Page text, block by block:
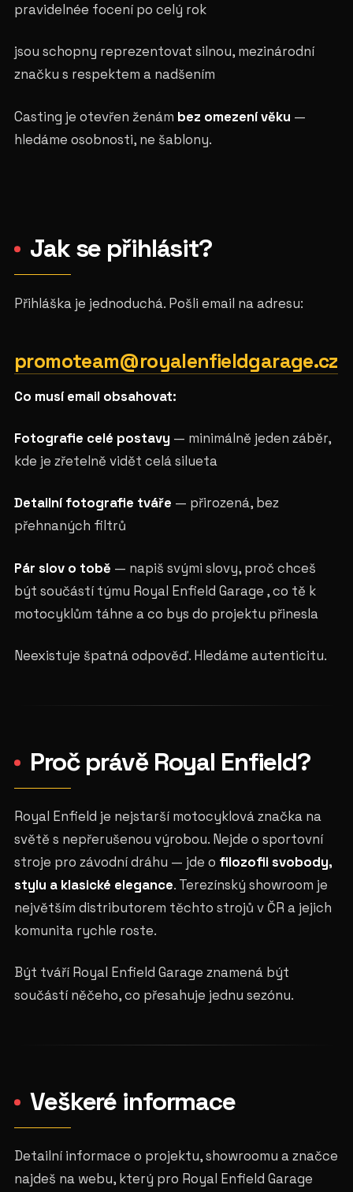
pravidelnée focení po celý rok
jsou schopny reprezentovat silnou, mezinárodní
značku s respektem a nadšením
Casting je otevřen ženám bez omezení věku —
hledáme osobnosti, ne šablony.
Jak se přihlásit?
Přihláška je jednoduchá. Pošli email na adresu:
promoteam@royalenfieldgarage.cz
Co musí email obsahovat:
Fotografie celé postavy — minimálně jeden záběr,
kde je zřetelně vidět celá silueta
Detailní fotografie tváře — přirozená, bez
přehnaných filtrů
Pár slov o tobě — napiš svými slovy, proč chceš
být součástí týmu Royal Enfield Garage , co tě k
motocyklům táhne a co bys do projektu přinesla
Neexistuje špatná odpověď. Hledáme autenticitu.
Proč právě Royal Enfield?
Royal Enfield je nejstarší motocyklová značka na
světě s nepřerušenou výrobou. Nejde o sportovní
stroje pro závodní dráhu — jde o filozofii svobody,
stylu a klasické elegance. Terezínský showroom je
největším distributorem těchto strojů v ČR a jejich
komunita rychle roste.
Být tváří Royal Enfield Garage znamená být
součástí něčeho, co přesahuje jednu sezónu.
Veškeré informace
Detailní informace o projektu, showroomu a značce
najdeš na webu, který pro Royal Enfield Garage